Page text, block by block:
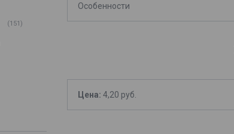
Особенности
Цена: 4,20 руб.
151